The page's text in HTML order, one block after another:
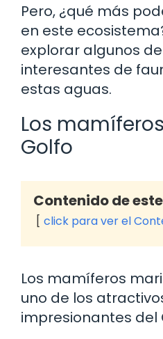
Pero, ¿qué más
en este
explorar algunos
interesantes de
estas aguas.
Los
Golfo
Contenido de
click para ver el
Los mamíferos
uno de los
impresionantes del